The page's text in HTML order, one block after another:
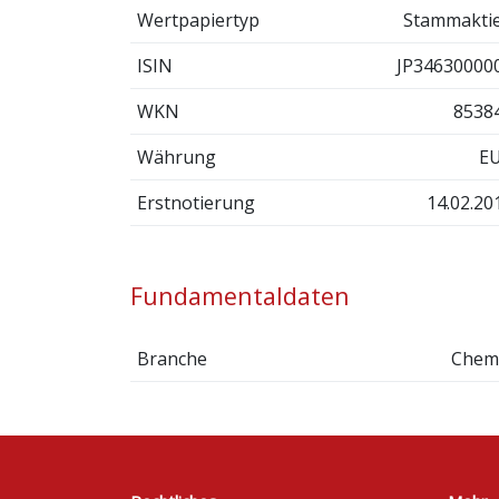
Wertpapiertyp
ISIN
WKN
Währung
Erstnotierung
Fundamentaldaten
Branche